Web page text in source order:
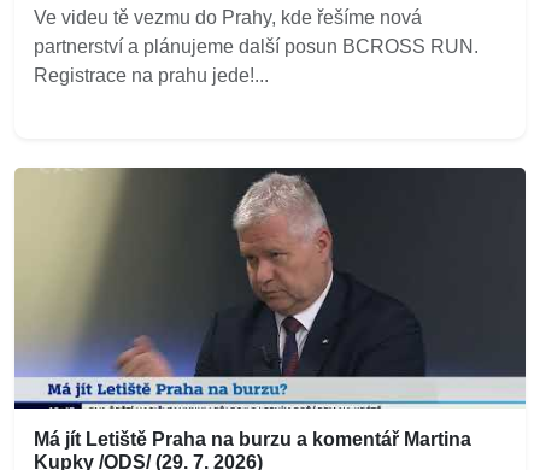
Ve videu tě vezmu do Prahy, kde řešíme nová
partnerství a plánujeme další posun BCROSS RUN.
Registrace na prahu jede!...
Má jít Letiště Praha na burzu a komentář Martina
Kupky /ODS/ (29. 7. 2026)